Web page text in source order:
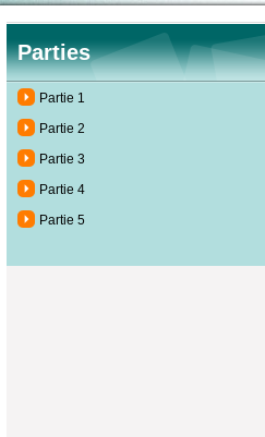
Parties
Partie 1
Partie 2
Partie 3
Partie 4
Partie 5